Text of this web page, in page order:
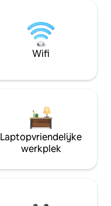
Wifi
Laptopvriendelijke
werkplek